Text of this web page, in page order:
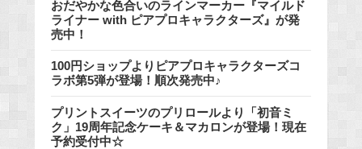
おだやかな色合いのラインマーカー『マイルド
ライナー with ピアプロキャラクターズ』が発
売中！
100円ショップよりピアプロキャラクターズコ
ラボ第5弾が登場！順次発売中♪
プリントスイーツのプリロールより「初音ミ
ク」19周年記念ケーキ＆マカロンが登場！現在
予約受付中☆